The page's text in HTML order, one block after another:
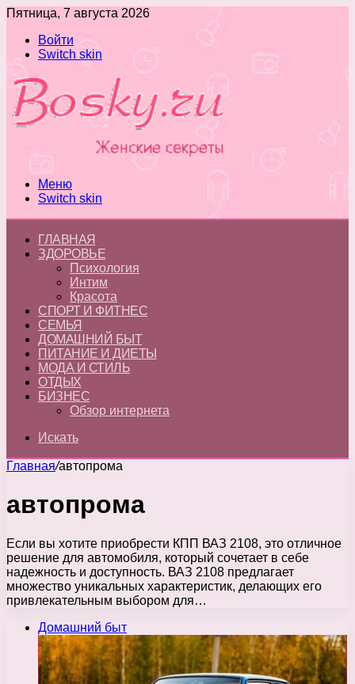
Пятница, 7 августа 2026
Войти
Switch skin
Меню
Switch skin
ГЛАВНАЯ
ЗДОРОВЬЕ
Психология
Интим
Красота
СПОРТ И ФИТНЕС
СЕМЬЯ
ДОМАШНИЙ БЫТ
ПИТАНИЕ И ДИЕТЫ
МОДА И СТИЛЬ
ОТДЫХ
БИЗНЕС
Обзор интернета
Искать
Главная/автопрома
автопрома
Если вы хотите приобрести КПП ВАЗ 2108, это отличное
решение для автомобиля, который сочетает в себе
надежность и доступность. ВАЗ 2108 предлагает
множество уникальных характеристик, делающих его
привлекательным выбором для…
Домашний быт